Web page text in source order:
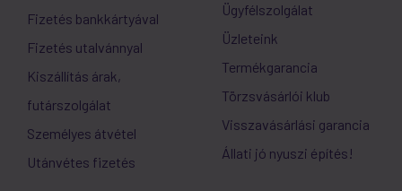
Fizetés bankkártyával
Fizetés utalvánnyal
Kiszállítás árak,
futárszolgálat
Személyes átvétel
Utánvétes fizetés
Ügyfélszolgálat
Üzleteink
Termékgarancia
Törzsvásárlói klub
Visszavásárlási garancia
Állati jó nyuszi építés!